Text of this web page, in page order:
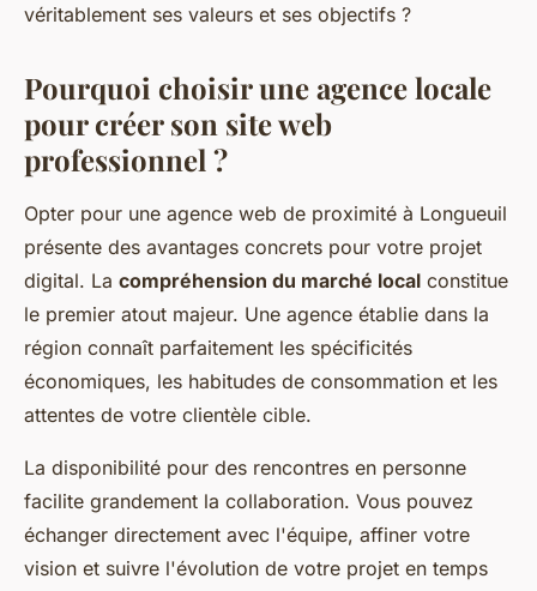
véritablement ses valeurs et ses objectifs ?
Pourquoi choisir une agence locale
pour créer son site web
professionnel ?
Opter pour une agence web de proximité à Longueuil
présente des avantages concrets pour votre projet
digital. La compréhension du marché local constitue
le premier atout majeur. Une agence établie dans la
région connaît parfaitement les spécificités
économiques, les habitudes de consommation et les
attentes de votre clientèle cible.
La disponibilité pour des rencontres en personne
facilite grandement la collaboration. Vous pouvez
échanger directement avec l'équipe, affiner votre
vision et suivre l'évolution de votre projet en temps